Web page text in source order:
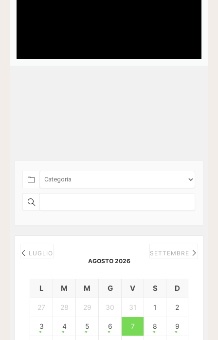
LUGLIO
AGOSTO 2026
SETTEMBRE
L M M G V S D
27 28 29 30 31 1 2
3 4 5 6 7 8 9